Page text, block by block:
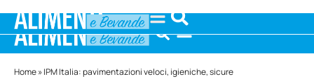
Home»IPM Italia: pavimentazioni veloci, igieniche, sicure